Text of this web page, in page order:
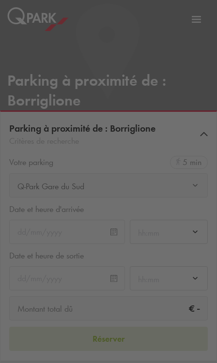
Parking à proximité de :
Borriglione
Parking à proximité de : Borriglione
Votre parking
5 min
Q-Park Gare du Sud
Date et heure d'arrivée
Date et heure de sortie
Montant total dû € -
Réserver